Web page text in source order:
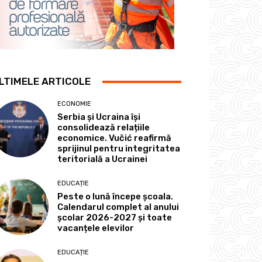
ARTICOLE
ECONOMIE
Serbia și Ucraina își
consolidează relațiile
economice. Vučić reafirmă
sprijinul pentru integritatea
teritorială a Ucrainei
EDUCAȚIE
Peste o lună începe școala.
Calendarul complet al anului
școlar 2026-2027 și toate
vacanțele elevilor
EDUCAȚIE